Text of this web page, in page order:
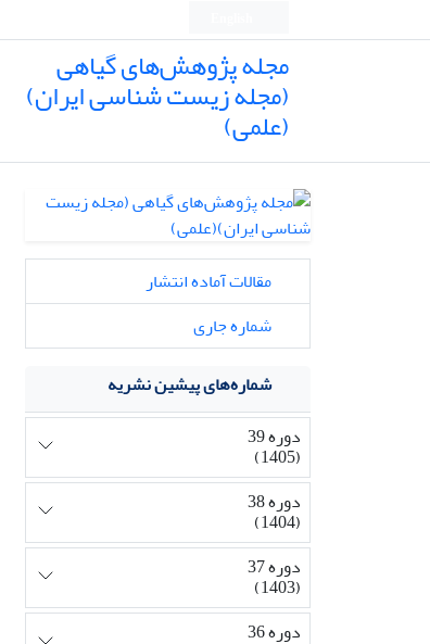
مجله پژوهش‌های گیاهی
(مجله زیست شناسی ایران)
(علمی)
مقالات آماده انتشار
شماره جاری
شماره‌های پیشین نشریه
دوره 39
(1405)
دوره 38
(1404)
دوره 37
(1403)
دوره 36